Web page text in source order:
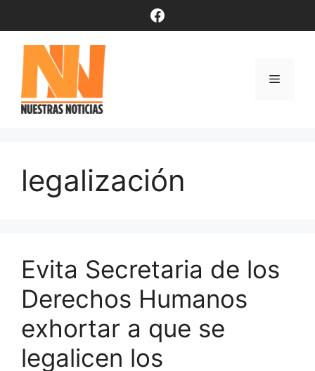
contenido
Facebook
Menú
legalización
Evita Secretaria de los
Derechos Humanos
exhortar a que se
legalicen los